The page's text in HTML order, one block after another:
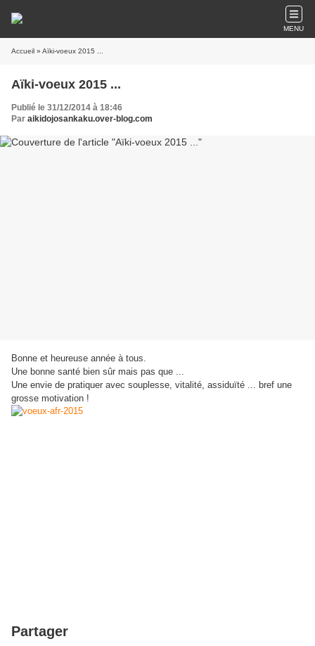
MENU
Accueil » Aïki-voeux 2015 ...
Aïki-voeux 2015 ...
Publié le 31/12/2014 à 18:46
Par aikidojosankaku.over-blog.com
Bonne et heureuse année à tous.
Une bonne santé bien sûr mais pas que ...
Une envie de pratiquer avec souplesse, vitalité, assiduïté ... bref une
grosse motivation !
Partager